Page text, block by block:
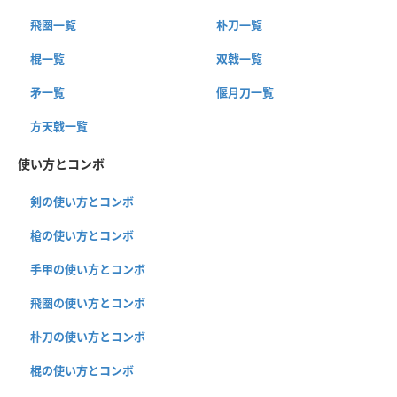
飛圏一覧 朴刀一覧
棍一覧 双戟一覧
矛一覧 偃月刀一覧
方天戟一覧
使い方とコンボ
剣の使い方とコンボ
槍の使い方とコンボ
手甲の使い方とコンボ
飛圏の使い方とコンボ
朴刀の使い方とコンボ
棍の使い方とコンボ